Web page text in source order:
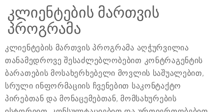
კლიენტების მართვის
პროგრამა
კლიენტების მართვის პროგრამა აღჭურვილია
თანამედროვე შესაძლებლობებით კონტრაგენტის
ბარათების მოსახერხებელი მოვლის საშუალებით,
სრული ინფორმაციის ჩვენებით საკონტაქტო
პირებთან და მონაცემებთან, მომსახურების